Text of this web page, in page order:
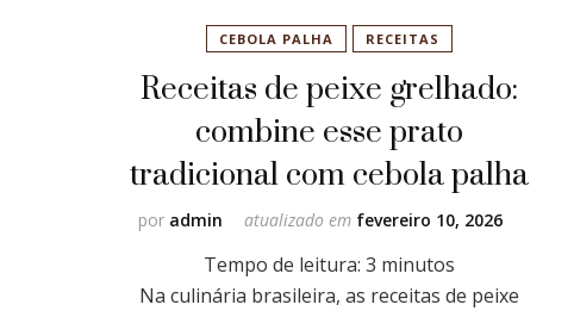
CEBOLA PALHA RECEITAS
Receitas de peixe grelhado:
combine esse prato
tradicional com cebola palha
por admin atualizado em fevereiro 10, 2026
Tempo de leitura: 3 minutos
Na culinária brasileira, as receitas de peixe